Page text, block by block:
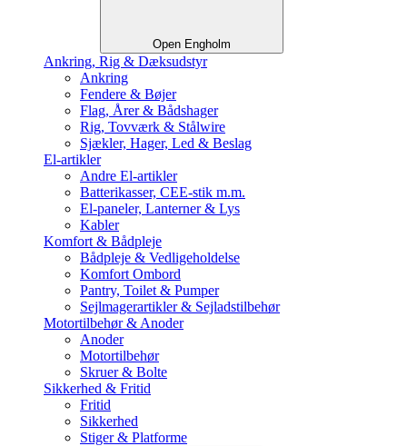
Open Engholm
Ankring, Rig & Dæksudstyr
Ankring
Fendere & Bøjer
Flag, Årer & Bådshager
Rig, Tovværk & Stålwire
Sjækler, Hager, Led & Beslag
El-artikler
Andre El-artikler
Batterikasser, CEE-stik m.m.
El-paneler, Lanterner & Lys
Kabler
Komfort & Bådpleje
Bådpleje & Vedligeholdelse
Komfort Ombord
Pantry, Toilet & Pumper
Sejlmagerartikler & Sejladstilbehør
Motortilbehør & Anoder
Anoder
Motortilbehør
Skruer & Bolte
Sikkerhed & Fritid
Fritid
Sikkerhed
Stiger & Platforme